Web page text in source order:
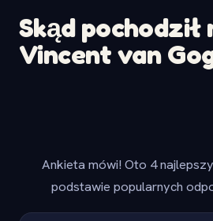
Skąd
Vincent van
Ankieta mówi! Oto 4
podstawie popularnych